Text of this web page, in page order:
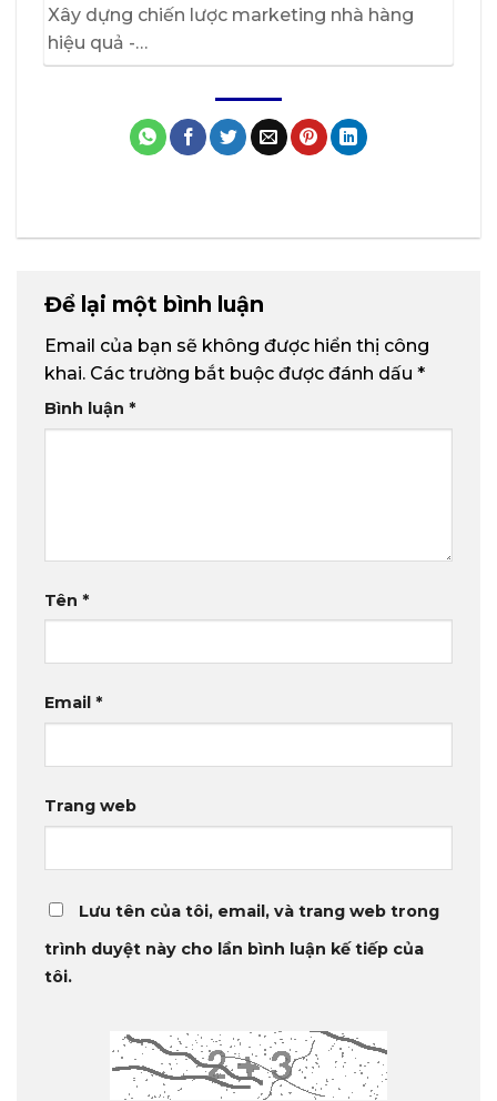
Xây dựng chiến lược marketing nhà hàng
hiệu quả -…
Để lại một bình luận
Email của bạn sẽ không được hiển thị công
khai. Các trường bắt buộc được đánh dấu *
Bình luận *
Tên *
Email *
Trang web
Lưu tên của tôi, email, và trang web trong
trình duyệt này cho lần bình luận kế tiếp của
tôi.